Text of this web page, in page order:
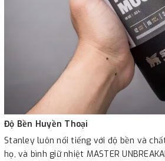
Độ Bền Huyền Thoại
Stanley luôn nổi tiếng với độ bền và
họ, và bình giữ nhiệt MASTER